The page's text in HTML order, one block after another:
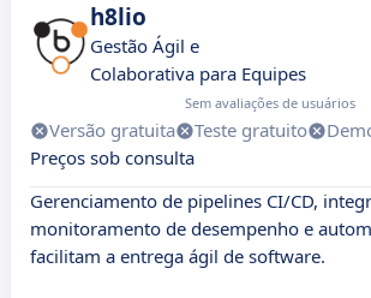
h8lio
Gestão Ágil e
Colaborativa para Equipes
Sem avaliações de usuários
Versão gratuita Teste gratuito
Preços sob consulta
Gerenciamento de pipelines CI/CD,
monitoramento de desempenho e
facilitam a entrega ágil de software.